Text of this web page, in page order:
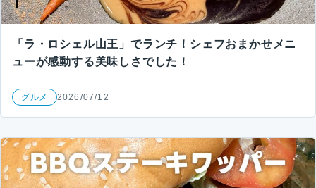
「ラ・ロシェル山王」でランチ！シェフおまかせメニ
ューが感動する美味しさでした！
グルメ 2026/07/12